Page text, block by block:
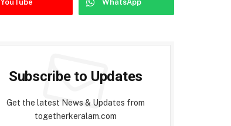
YouTube WhatsApp
Subscribe to Updates
Get the latest News & Updates from
togetherkeralam.com